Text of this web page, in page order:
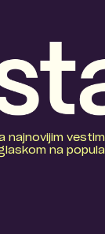
najnovijim
na